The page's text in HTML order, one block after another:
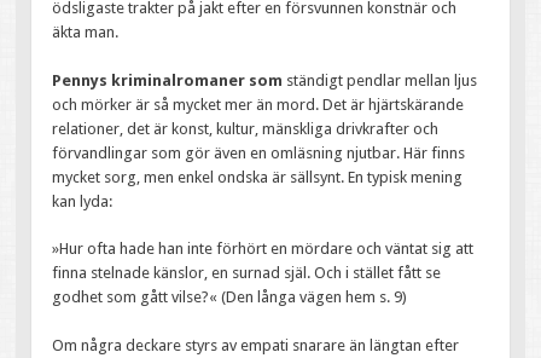
ödsligaste trakter på jakt efter en försvunnen konstnär och
äkta man.
Pennys kriminalromaner som ständigt pendlar mellan ljus
och mörker är så mycket mer än mord. Det är hjärtskärande
relationer, det är konst, kultur, mänskliga drivkrafter och
förvandlingar som gör även en omläsning njutbar. Här finns
mycket sorg, men enkel ondska är sällsynt. En typisk mening
kan lyda:
»Hur ofta hade han inte förhört en mördare och väntat sig att
finna stelnade känslor, en surnad själ. Och i stället fått se
godhet som gått vilse?« (Den långa vägen hem s. 9)
Om några deckare styrs av empati snarare än längtan efter